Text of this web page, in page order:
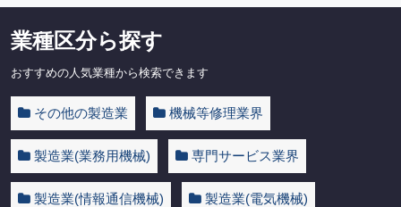
業種区分ら探す
おすすめの人気業種から検索できます
その他の製造業 機械等修理業界
製造業(業務用機械) 専門サービス業界
製造業(情報通信機械) 製造業(電気機械)